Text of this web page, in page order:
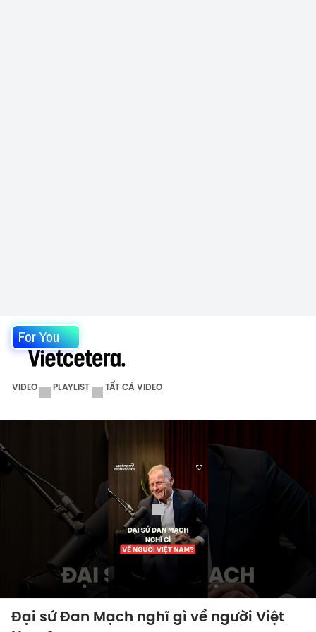
For You
VIDEO PLAYLIST TẤT CẢ VIDEO
Đại sứ Đan Mạch nghĩ gì về người Việt